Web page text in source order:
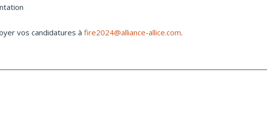
vos candidatures à fire2024@alliance-allice.com.